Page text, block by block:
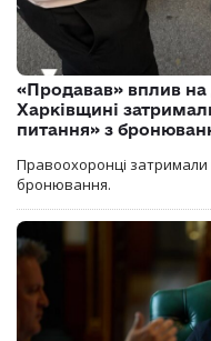
«Продавав» вплив
Харківщині
питання» з
Правоохоронці
бронювання.